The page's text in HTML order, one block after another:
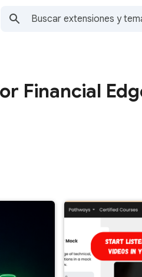
Financial